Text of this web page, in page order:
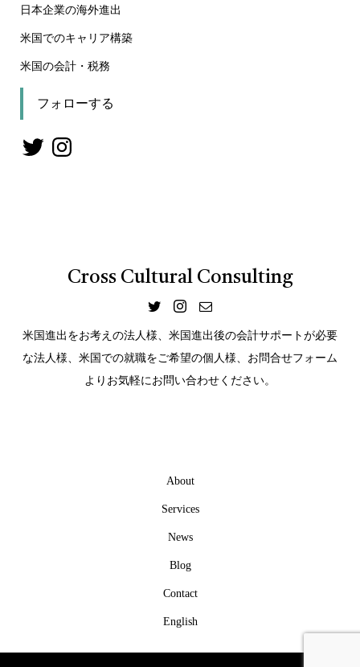
日本企業の海外進出
米国でのキャリア構築
米国の会計・税務
フォローする
Cross Cultural Consulting
米国進出をお考えの法人様、米国進出後の会計サポートが必要
な法人様、米国での就職をご希望の個人様、お問合せフォーム
よりお気軽にお問い合わせください。
About
Services
News
Blog
Contact
English